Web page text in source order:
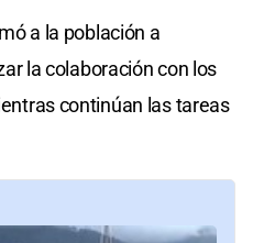
a la población a
la colaboración con los
continúan las tareas